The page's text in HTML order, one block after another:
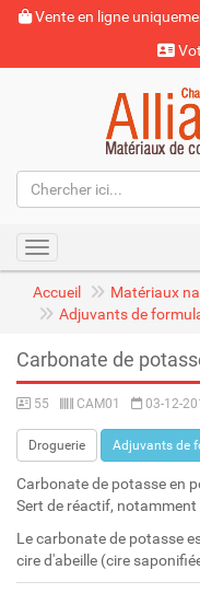
Vente en ligne
Toggle navigation
Accueil Matériaux
Adjuvants de
Carbonate de
55 CAM01 03-12-
Droguerie Adjuvants de
Carbonate de potasse en
Sert de réactif,
Le carbonate de potasse
cire d'abeille (cire